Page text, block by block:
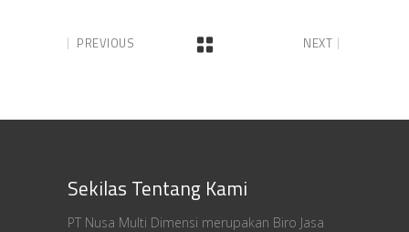
PREVIOUS NEXT
Sekilas Tentang Kami
PT Nusa Multi Dimensi merupakan Biro Jasa